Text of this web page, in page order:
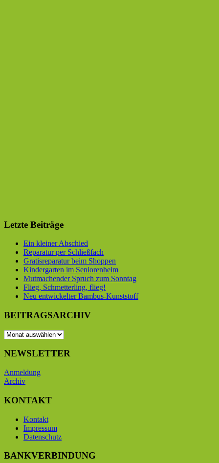
Letzte Beiträge
Ein kleiner Abschied
Reparatur per Schließfach
Gratisreparatur beim Shoppen
Kindergarten im Seniorenheim
Mutmachender Spruch zum Sonntag
Flieg, Schmetterling, flieg!
Neu entwickelter Bambus-Kunststoff
BEITRAGSARCHIV
BEITRAGSARCHIV
NEWSLETTER
Anmeldung
Archiv
KONTAKT
Kontakt
Impressum
Datenschutz
BANKVERBINDUNG